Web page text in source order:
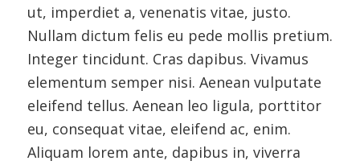
ut, imperdiet a, venenatis vitae, justo.
Nullam dictum felis eu pede mollis pretium.
Integer tincidunt. Cras dapibus. Vivamus
elementum semper nisi. Aenean vulputate
eleifend tellus. Aenean leo ligula, porttitor
eu, consequat vitae, eleifend ac, enim.
Aliquam lorem ante, dapibus in, viverra